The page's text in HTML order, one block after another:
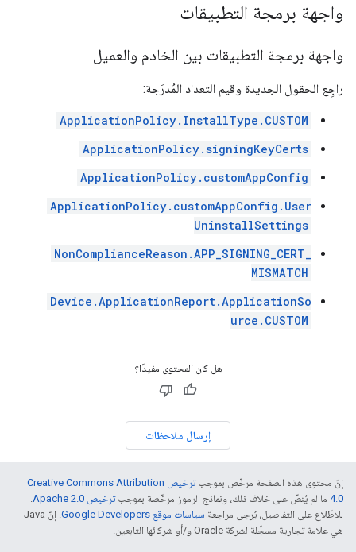
واجهة برمجة التطبيقات
واجهة برمجة التطبيقات بين الخادم والعميل
راجِع الحقول الجديدة وقيم التعداد المُدرَجة:
ApplicationPolicy.InstallType.CUSTOM
ApplicationPolicy.signingKeyCerts
ApplicationPolicy.customAppConfig
ApplicationPolicy.customAppConfig.User
UninstallSettings
NonComplianceReason.APP_SIGNING_CERT_
MISMATCH
Device.ApplicationReport.ApplicationSo
urce.CUSTOM
هل كان المحتوى مفيدًا؟
إرسال ملاحظات
إنّ محتوى هذه الصفحة مرخّص بموجب
ترخيص Creative Commons Attribution
4.0‏ ما لم يُنصّ على خلاف ذلك، ونماذج الرموز مرخّصة بموجبترخيص Apache 2.0‏
.
للاطّلاع على التفاصيل، يُرجى مراجعة سياسات موقع Google Developers‏
. إنّ Java
هي علامة تجارية مسجَّلة لشركة Oracle و/أو شركائها التابعين.